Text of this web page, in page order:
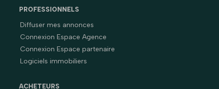
PROFESSIONNELS
Diffuser mes annonces
Connexion Espace Agence
Connexion Espace partenaire
Logiciels immobiliers
ACHETEURS